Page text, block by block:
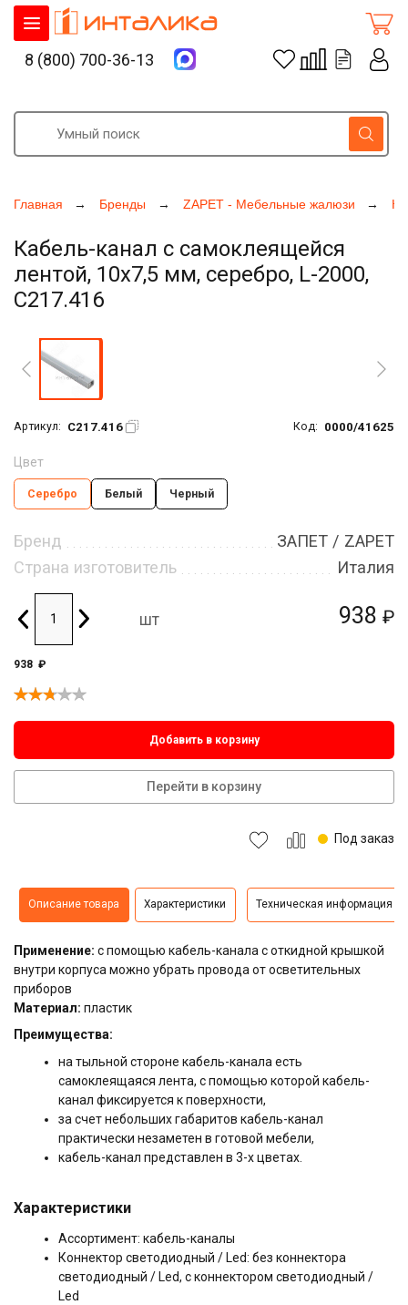
Главная Бренды ZAPET - Мебельные жалюзи
Кабель-канал с самоклеящейся
лентой, 10х7,5 мм, серебро, L-2000,
C217.416
Артикул: C217.416 Код: 0000/41625
938 ₽
Цвет
Серебро Белый Черный
Бренд
ЗАПЕТ / ZAPET
Страна изготовитель
Италия
шт
938 ₽
Добавить в корзину
Перейти в корзину
Под заказ
Описание товара Характеристики Техническая информация
Применение: с помощью кабель-канала с откидной крышкой
внутри корпуса можно убрать провода от осветительных
приборов
Материал: пластик
Преимущества:
на тыльной стороне кабель-канала есть
самоклеящаяся лента, с помощью которой кабель-
канал фиксируется к поверхности,
за счет небольших габаритов кабель-канал
практически незаметен в готовой мебели,
кабель-канал представлен в 3-х цветах.
Характеристики
Ассортимент: кабель-каналы
Коннектор светодиодный / Led: без коннектора
светодиодный / Led, с коннектором светодиодный /
Led
8 (800) 700-36-13